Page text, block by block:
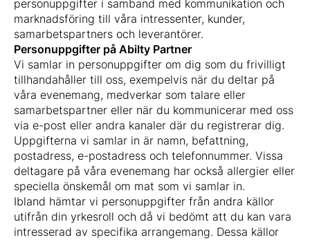
personuppgifter i samband med kommunikation och
marknadsföring till våra intressenter, kunder,
samarbetspartners och leverantörer.
Personuppgifter på Abilty Partner
Vi samlar in personuppgifter om dig som du frivilligt
tillhandahåller till oss, exempelvis när du deltar på
våra evenemang, medverkar som talare eller
samarbetspartner eller när du kommunicerar med oss
via e-post eller andra kanaler där du registrerar dig.
Uppgifterna vi samlar in är namn, befattning,
postadress, e-postadress och telefonnummer. Vissa
deltagare på våra evenemang har också allergier eller
speciella önskemål om mat som vi samlar in.
Ibland hämtar vi personuppgifter från andra källor
utifrån din yrkesroll och då vi bedömt att du kan vara
intresserad av specifika arrangemang. Dessa källor